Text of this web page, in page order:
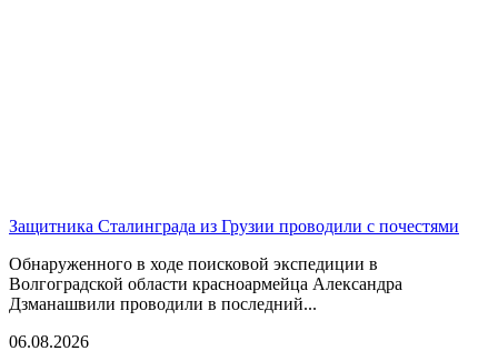
Защитника Сталинграда из Грузии проводили с почестями
Обнаруженного в ходе поисковой экспедиции в
Волгоградской области красноармейца Александра
Дзманашвили проводили в последний...
06.08.2026